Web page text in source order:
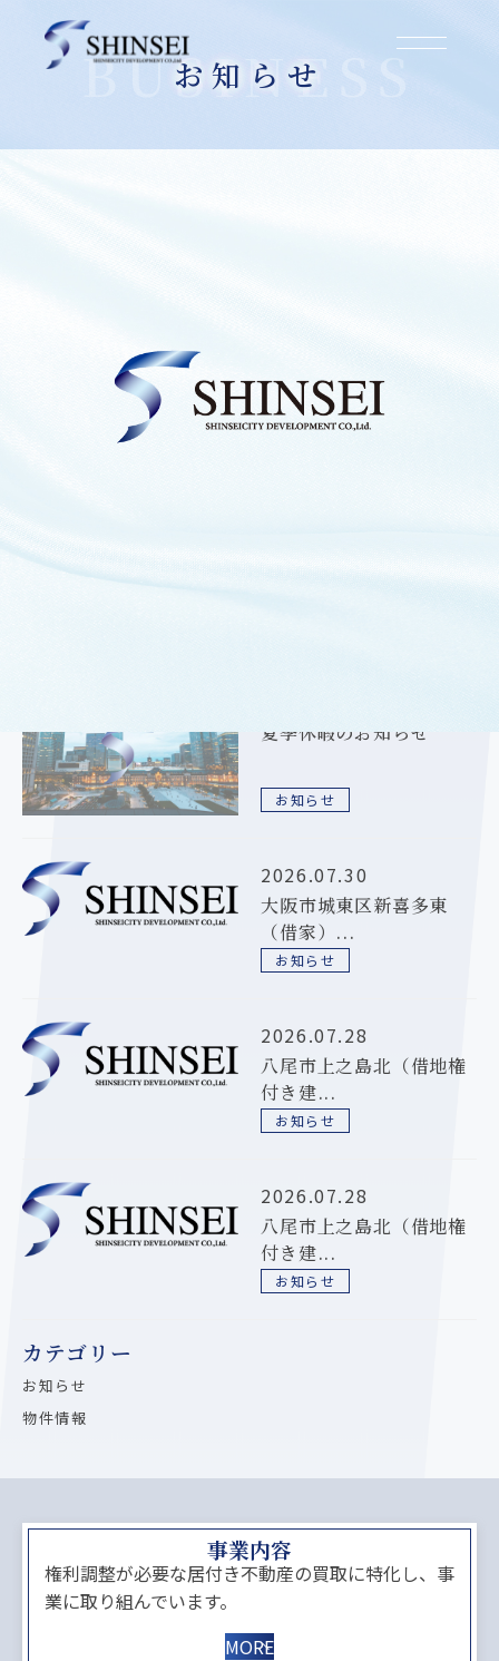
お知らせ
夏季休暇のお知らせ
お知らせ
2026.07.30
大阪市城東区新喜多東
（借家）...
お知らせ
2026.07.28
八尾市上之島北（借地権
付き建...
お知らせ
2026.07.28
八尾市上之島北（借地権
付き建...
お知らせ
カテゴリー
お知らせ
物件情報
事業内容
権利調整が必要な居付き不動産の買取に特化し、事
業に取り組んでいます。
MORE